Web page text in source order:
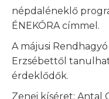
népdaléneklő
ÉNEKÓRA címmel.
A májusi
Erzsébettől
érdeklődők.
Zenei kíséret: Antal